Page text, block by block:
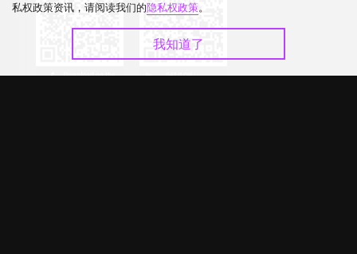
私权政策资讯，请阅读我们的隐私权政策。
我知道了